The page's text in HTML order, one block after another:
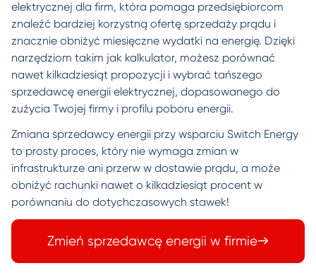
elektrycznej dla firm, która pomaga przedsiębiorcom
znaleźć bardziej korzystną ofertę sprzedaży prądu i
znacznie obniżyć miesięczne wydatki na energię. Dzięki
narzędziom takim jak kalkulator, możesz porównać
nawet kilkadziesiąt propozycji i wybrać tańszego
sprzedawcę energii elektrycznej, dopasowanego do
zużycia Twojej firmy i profilu poboru energii.
Zmiana sprzedawcy energii przy wsparciu Switch Energy
to prosty proces, który nie wymaga zmian w
infrastrukturze ani przerw w dostawie prądu, a może
obniżyć rachunki nawet o kilkadziesiąt procent w
porównaniu do dotychczasowych stawek!
Zmień sprzedawcę energii w firmie